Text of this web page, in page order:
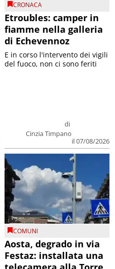
CRONACA
Etroubles: camper in
fiamme nella galleria
di Echevennoz
di
Cinzia Timpano
il 07/08/2026
E in corso l'intervento dei vigili
del fuoco, non ci sono feriti
COMUNI
Aosta, degrado in via
Festaz: installata una